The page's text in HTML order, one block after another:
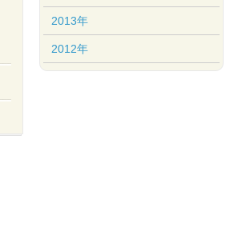
2013年
2012年